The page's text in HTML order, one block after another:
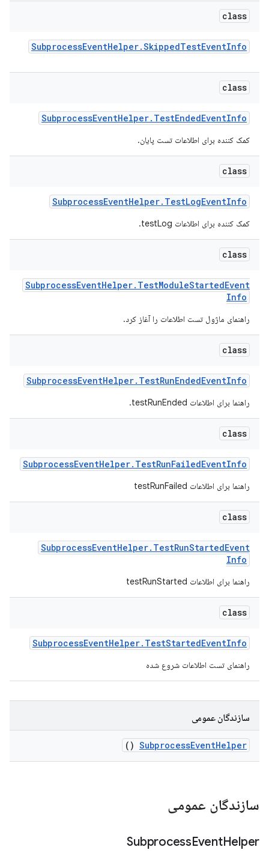
class
SubprocessEventHelper.SkippedTestEventInfo
class
SubprocessEventHelper. TestEndedEventInfo
کمک کننده برای اطلاعات تست پایان.
class
SubprocessEventHelper. TestLogEventInfo
کمک کننده برای اطلاعات testLog.
class
SubprocessEventHelper. TestModuleStartedEvent
Info
راهنمای ماژول تست اطلاعات را آغاز کرد.
class
SubprocessEventHelper. TestRunEndedEventInfo
راهنما برای اطلاعات testRunEnded.
class
SubprocessEventHelper. TestRunFailedEventInfo
راهنما برای اطلاعات testRunFailed
class
SubprocessEventHelper. TestRunStartedEvent
Info
راهنما برای اطلاعات testRunStarted
class
SubprocessEventHelper. TestStartedEventInfo
راهنمای تست اطلاعات شروع شده
سازندگان عمومی
SubprocessEventHelper
()
سازندگان عمومی
SubprocessEventHelper